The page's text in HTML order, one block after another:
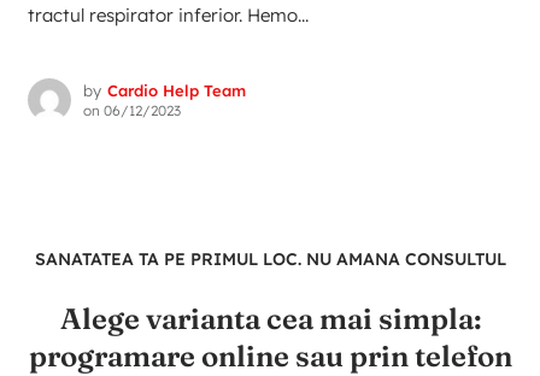
tractul respirator inferior. Hemo...
by Cardio Help Team
on 06/12/2023
SANATATEA TA PE PRIMUL LOC. NU AMANA CONSULTUL
Alege varianta cea mai simpla:
programare online sau prin telefon